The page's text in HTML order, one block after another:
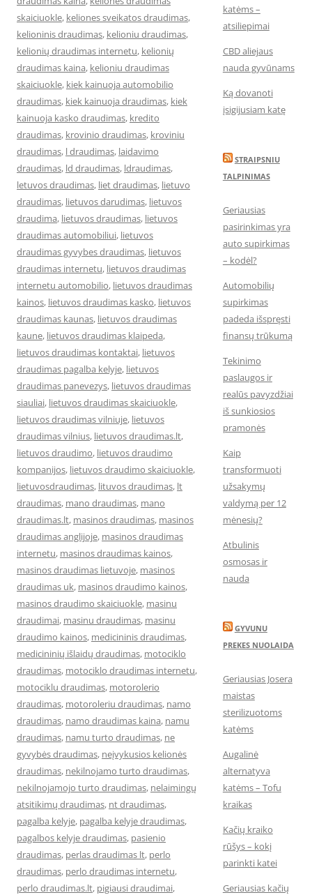
skaiciuokle, keliones sveikatos draudimas,
kelioninis draudimas, kelioniu draudimas,
kelionių draudimas internetu, kelionių
draudimas kaina, kelioniu draudimas
skaiciuokle, kiek kainuoja automobilio
draudimas, kiek kainuoja draudimas, kiek
kainuoja kasko draudimas, kredito
draudimas, krovinio draudimas, kroviniu
draudimas, l draudimas, laidavimo
draudimas, ld draudimas, ldraudimas,
letuvos draudimas, liet draudimas, lietuvo
draudimas, lietuvos darudimas, lietuvos
draudima, lietuvos draudimas, lietuvos
draudimas automobiliui, lietuvos
draudimas gyvybes draudimas, lietuvos
draudimas internetu, lietuvos draudimas
internetu automobilio, lietuvos draudimas
kainos, lietuvos draudimas kasko, lietuvos
draudimas kaunas, lietuvos draudimas
kaune, lietuvos draudimas klaipeda,
lietuvos draudimas kontaktai, lietuvos
draudimas pagalba kelyje, lietuvos
draudimas panevezys, lietuvos draudimas
siauliai, lietuvos draudimas skaiciuokle,
lietuvos draudimas vilniuje, lietuvos
draudimas vilnius, lietuvos draudimas.lt,
lietuvos draudimo, lietuvos draudimo
kompanijos, lietuvos draudimo skaiciuokle,
lietuvosdraudimas, lituvos draudimas, lt
draudimas, mano draudimas, mano
draudimas.lt, masinos draudimas, masinos
draudimas anglijoje, masinos draudimas
internetu, masinos draudimas kainos,
masinos draudimas lietuvoje, masinos
draudimas uk, masinos draudimo kainos,
masinos draudimo skaiciuokle, masinu
draudimai, masinu draudimas, masinu
draudimo kainos, medicininis draudimas,
medicininių išlaidų draudimas, motociklo
draudimas, motociklo draudimas internetu,
motociklu draudimas, motorolerio
draudimas, motoroleriu draudimas, namo
draudimas, namo draudimas kaina, namu
draudimas, namu turto draudimas, ne
gyvybės draudimas, neįvykusios kelionės
draudimas, nekilnojamo turto draudimas,
nekilnojamojo turto draudimas, nelaimingų
atsitikimų draudimas, nt draudimas,
pagalba kelyje, pagalba kelyje draudimas,
pagalbos kelyje draudimas, pasienio
draudimas, perlas draudimas lt, perlo
draudimas, perlo draudimas internetu,
perlo draudimas.lt, pigiausi draudimai,
katėms –
atsiliepimai
CBD aliejaus
nauda gyvūnams
Ką dovanoti
įsigijusiam katę
STRAIPSNIU
TALPINIMAS
Geriausias
pasirinkimas yra
auto supirkimas
– kodėl?
Automobilių
supirkimas
padeda išspręsti
finansų trūkumą
Tekinimo
paslaugos ir
realūs pavyzdžiai
iš sunkiosios
pramonės
Kaip
transformuoti
užsakymų
valdymą per 12
mėnesių?
Atbulinis
osmosas ir
nauda
GYVUNU
PREKES NUOLAIDA
Geriausias Josera
maistas
sterilizuotoms
katėms
Augalinė
alternatyva
katėms – Tofu
kraikas
Kačių kraiko
rūšys – kokį
parinkti katei
Geriausias kačių